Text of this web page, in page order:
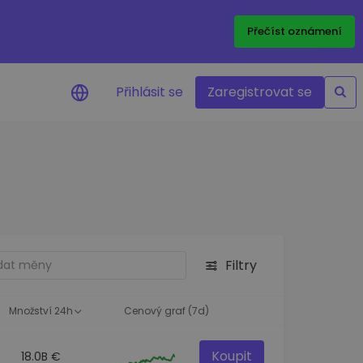
Přečíst oznámení
Přihlásit se Zaregistrovat se
Filtry
Množství 24h Cenový graf (7d)
18.0B € Koupit